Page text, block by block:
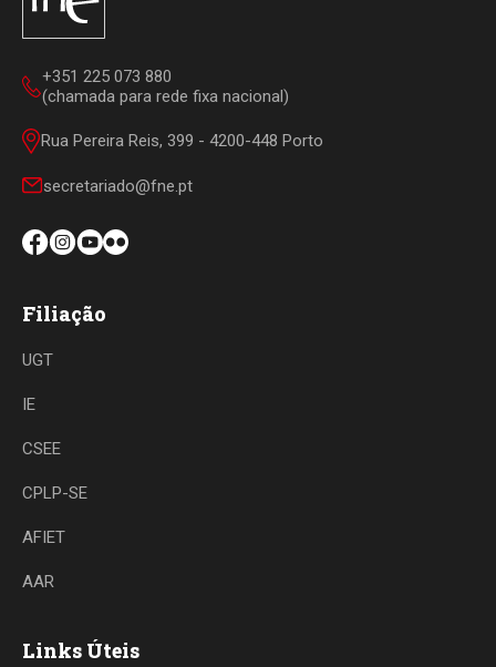
+351 225 073 880
(chamada para rede fixa nacional)
Rua Pereira Reis, 399 - 4200-448 Porto
secretariado@fne.pt
Filiação
UGT
IE
CSEE
CPLP-SE
AFIET
AAR
Links Úteis